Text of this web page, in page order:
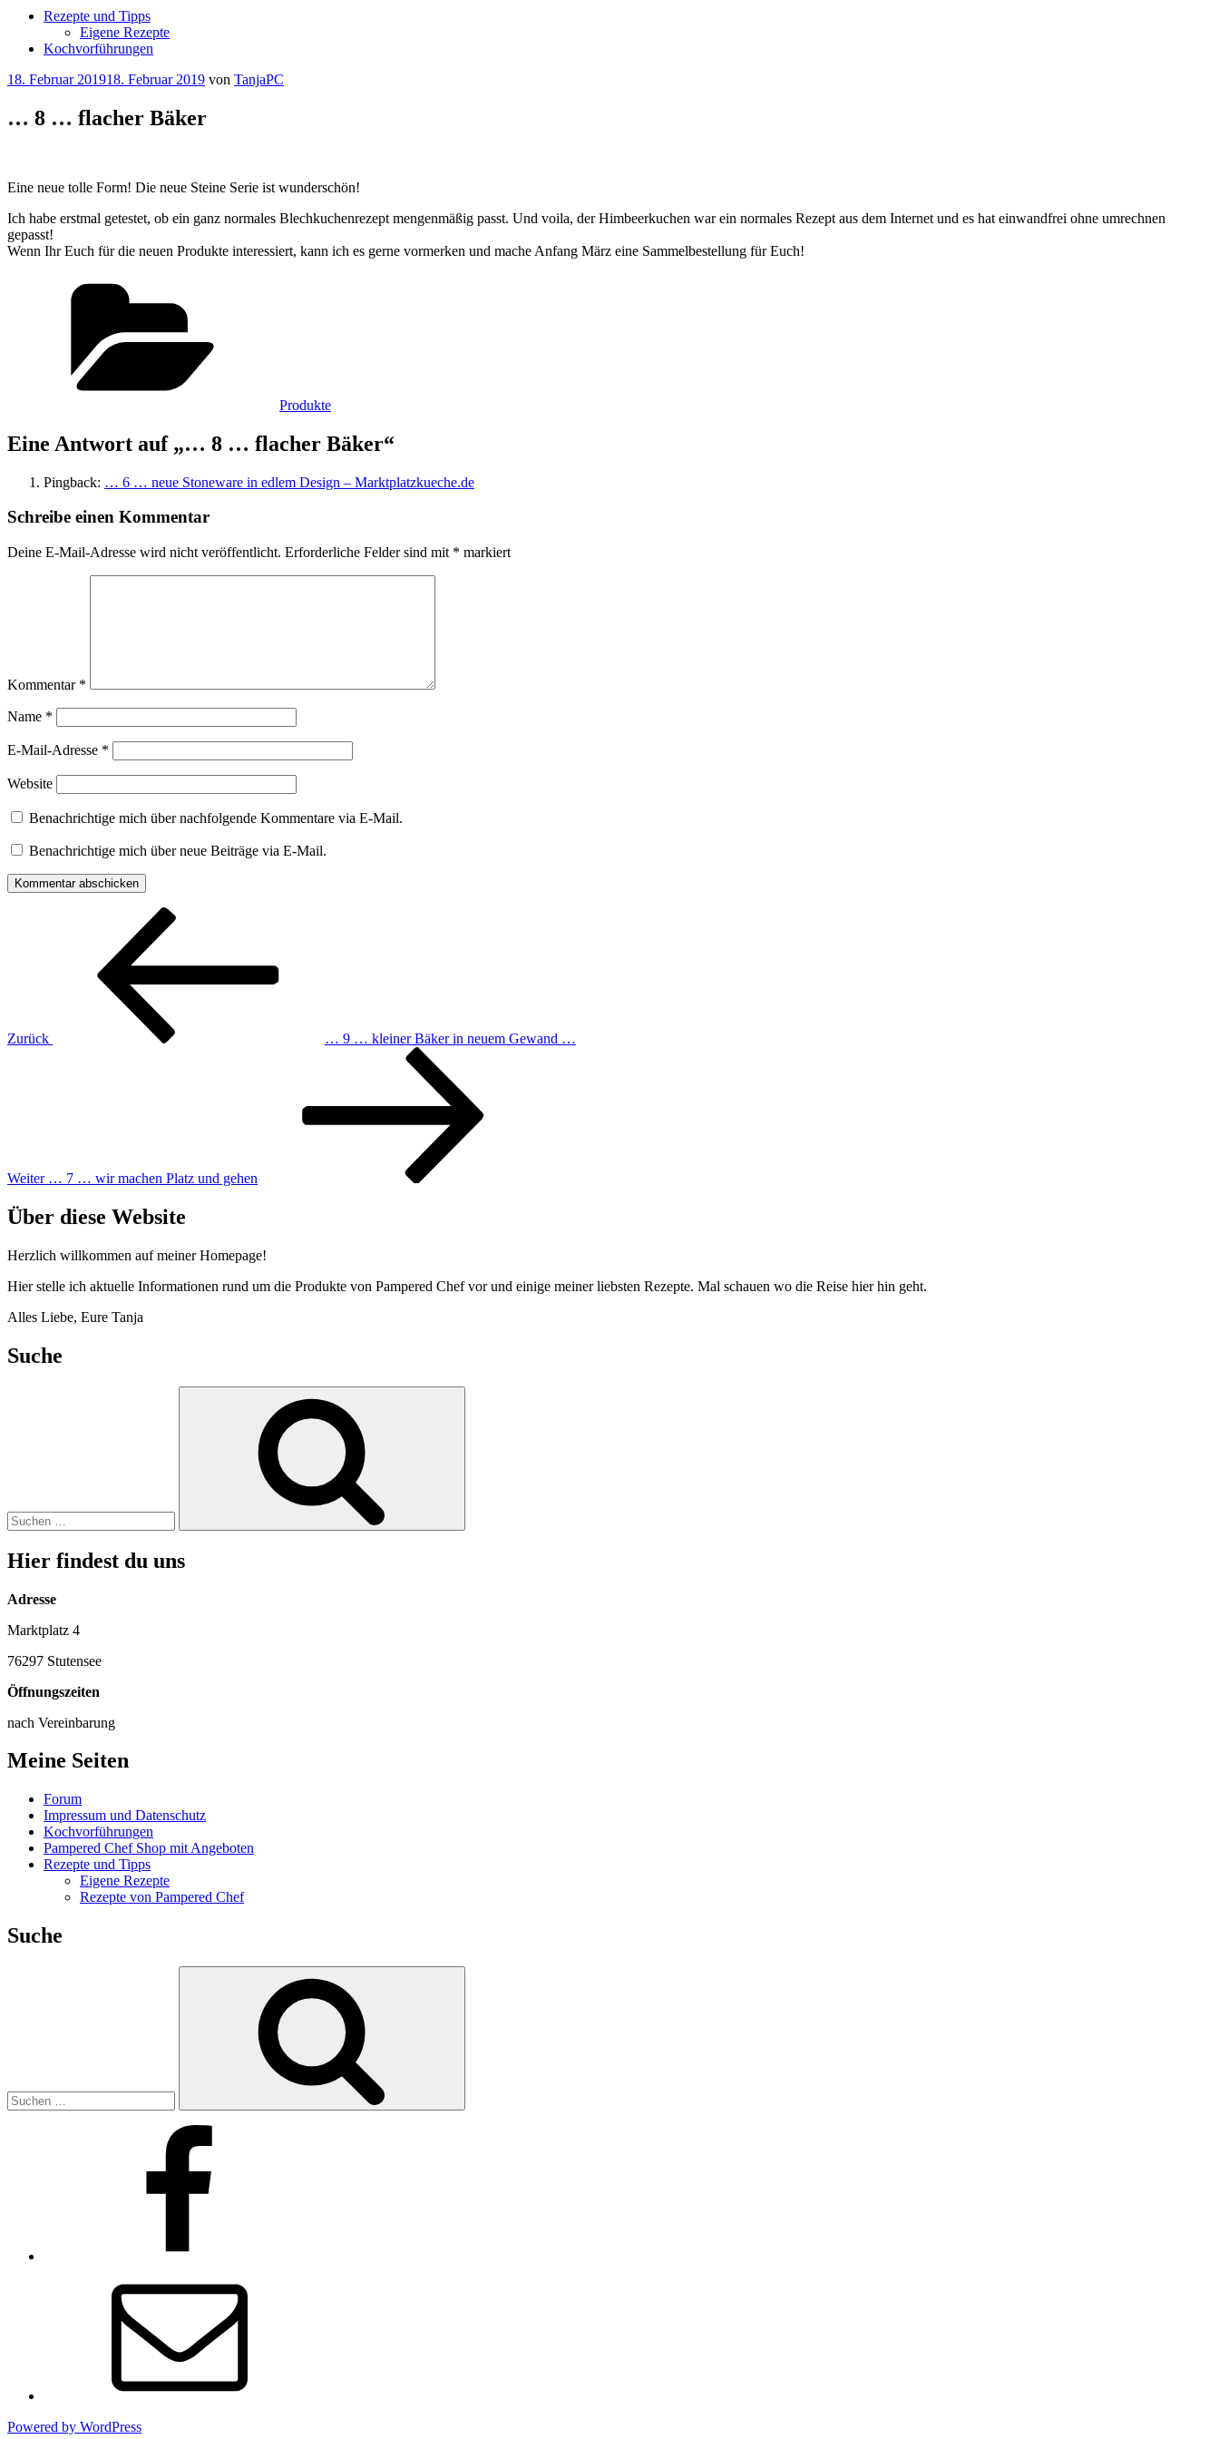
Rezepte und Tipps
Eigene Rezepte
Kochvorführungen
Veröffentlicht
18. Februar 201918. Februar 2019 von TanjaPC
… 8 … flacher Bäker
Eine neue tolle Form! Die neue Steine Serie ist wunderschön!
Ich habe erstmal getestet, ob ein ganz normales Blechkuchenrezept mengenmäßig passt. Und voila, der Himbeerkuchen war ein normales Rezept aus dem Internet und es hat einwandfrei ohne umrechnen
gepasst!
Wenn Ihr Euch für die neuen Produkte interessiert, kann ich es gerne vormerken und mache Anfang März eine Sammelbestellung für Euch!
Produkte
Eine Antwort auf „… 8 … flacher Bäker“
Pingback: … 6 … neue Stoneware in edlem Design – Marktplatzkueche.de
Schreibe einen Kommentar
Deine E-Mail-Adresse wird nicht veröffentlicht. Erforderliche Felder sind mit * markiert
Kommentar *
Name *
E-Mail-Adresse *
Website
Benachrichtige mich über nachfolgende Kommentare via E-Mail.
Benachrichtige mich über neue Beiträge via E-Mail.
Beitragsnavigation
Zurück
… 9 … kleiner Bäker in neuem Gewand …
Weiter … 7 … wir machen Platz und gehen
Über diese Website
Herzlich willkommen auf meiner Homepage!
Hier stelle ich aktuelle Informationen rund um die Produkte von Pampered Chef vor und einige meiner liebsten Rezepte. Mal schauen wo die Reise hier hin geht.
Alles Liebe, Eure Tanja
Suche
Hier findest du uns
Adresse
Marktplatz 4
76297 Stutensee
Öffnungszeiten
nach Vereinbarung
Meine Seiten
Forum
Impressum und Datenschutz
Kochvorführungen
Pampered Chef Shop mit Angeboten
Rezepte und Tipps
Eigene Rezepte
Rezepte von Pampered Chef
Suche
Powered by WordPress